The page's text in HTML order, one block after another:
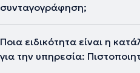
συνταγογράφηση;
Ποια ειδικότητα είναι η
για την υπηρεσία: